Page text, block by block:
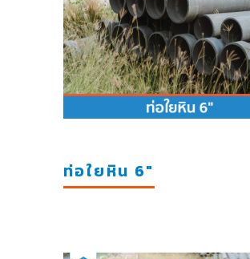
ท่อใยหิน 6"